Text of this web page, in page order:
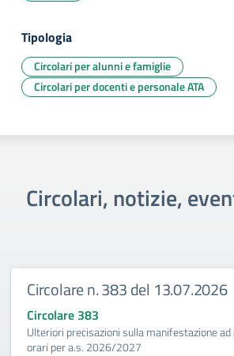
Tipologia
Circolari per alunni e famiglie
Circolari per docenti e personale ATA
Circolari, notizie,
Circolare n. 383 del 13.07.2026
Circolare 383
Ulteriori precisazioni sulla manifestazione
orari per a.s. 2026/2027